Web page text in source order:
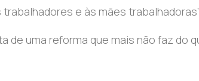
e às mães trabalhadoras”.
de uma reforma que mais não faz do